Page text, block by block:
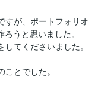
すが、ポートフォリオ
うと思いました。
てくださいました。
とでした。